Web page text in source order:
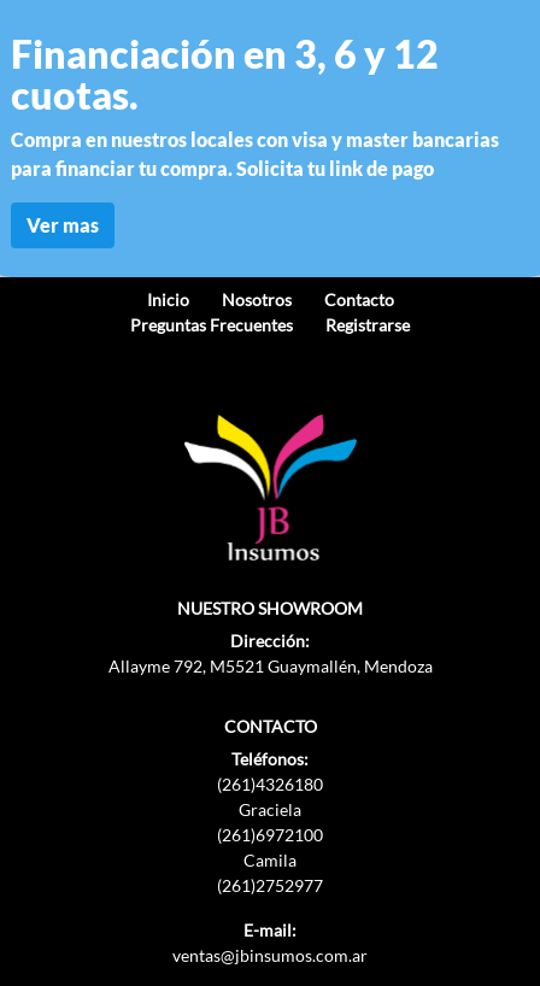
Financiación en 3, 6 y 12
cuotas.
Compra en nuestros locales con visa y master bancarias
para financiar tu compra. Solicita tu link de pago
Ver mas
Inicio Nosotros
Contacto
Preguntas Frecuentes
Registrarse
NUESTRO SHOWROOM
Dirección:
Allayme 792, M5521 Guaymallén, Mendoza
CONTACTO
Teléfonos:
(261)4326180
Graciela
(261)6972100
Camila
(261)2752977
E-mail:
ventas@jbinsumos.com.ar